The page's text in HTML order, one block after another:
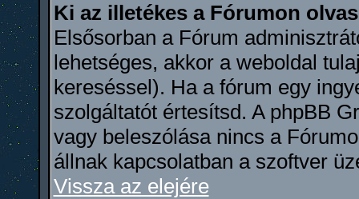
Ki az illetékes a Fórumon
Elsősorban a Fórum
lehetséges, akkor a weboldal
kereséssel). Ha a fórum egy
szolgáltatót értesítsd. A phpBB
vagy beleszólása nincs a
állnak kapcsolatban a szoftver
Vissza az elejére